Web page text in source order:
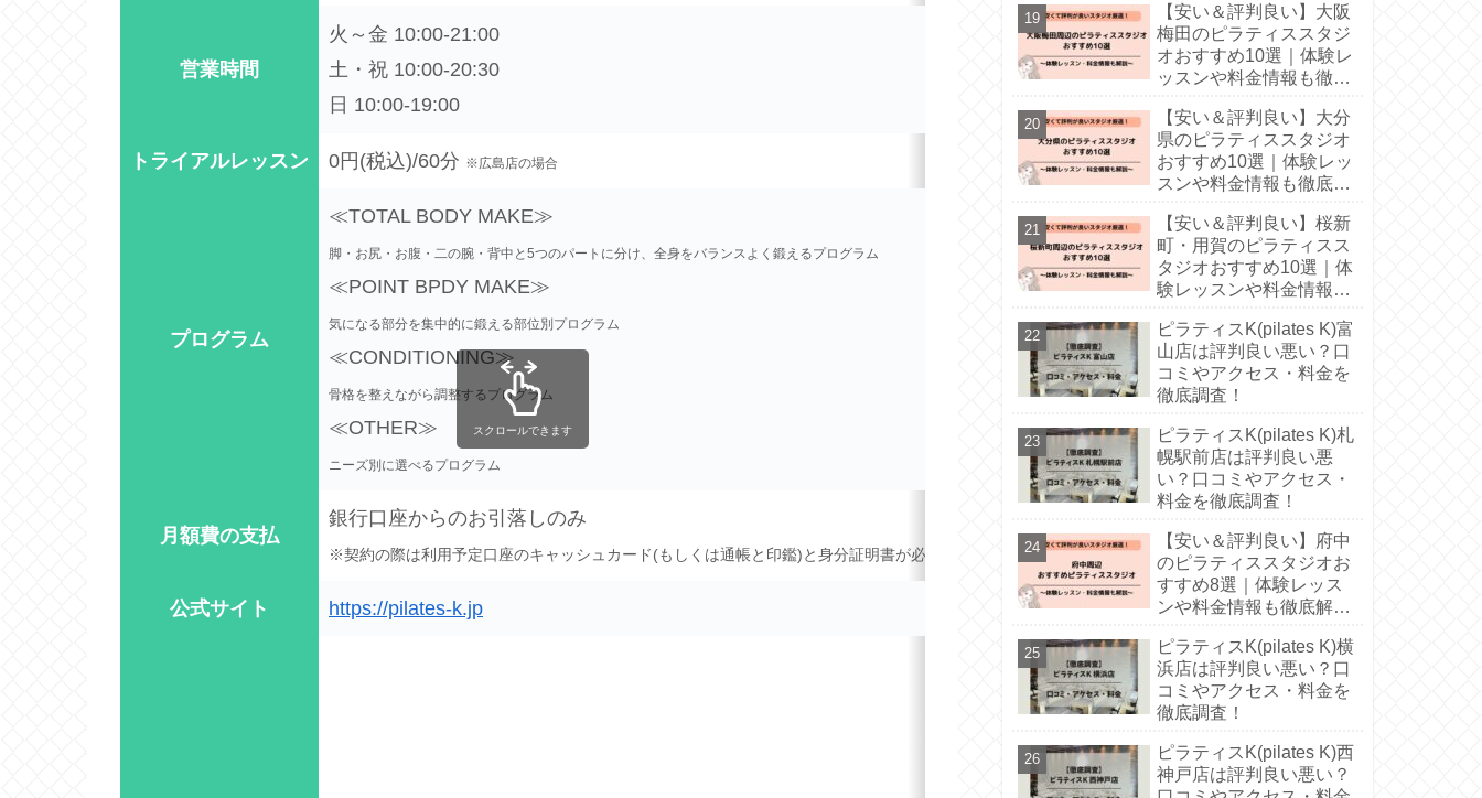
営業時間
火～金 10:00-21:00
土・祝 10:00-20:30
日 10:00-19:00
トライアルレッスン 0円(税込)/60分 ※広島店の場合
プログラム
≪TOTAL BODY MAKE≫
脚・お尻・お腹・二の腕・背中と5つのパートに分け、全身をバランスよく鍛えるプログラム
≪POINT BPDY MAKE≫
気になる部分を集中的に鍛える部位別プログラム
≪CONDITIONING≫
骨格を整えながら調整するプログラム
≪OTHER≫
ニーズ別に選べるプログラム
月額費の支払
銀行口座からのお引落しのみ
※契約の際は利用予定口座のキャッシュカード(もしくは通帳と印鑑)と身分証明書が必要
公式サイト https://pilates-k.jp
スクロールできます
【安い＆評判良い】大阪
梅田のピラティススタジ
オおすすめ10選｜体験レ
ッスンや料金情報も徹底
【安い＆評判良い】大分
県のピラティススタジオ
おすすめ10選｜体験レッ
スンや料金情報も徹底解
【安い＆評判良い】桜新
町・用賀のピラティスス
タジオおすすめ10選｜体
験レッスンや料金情報も
ピラティスK(pilates K)富
山店は評判良い悪い？口
コミやアクセス・料金を
徹底調査！
ピラティスK(pilates K)札
幌駅前店は評判良い悪
い？口コミやアクセス・
料金を徹底調査！
【安い＆評判良い】府中
のピラティススタジオお
すすめ8選｜体験レッス
ンや料金情報も徹底解
ピラティスK(pilates K)横
浜店は評判良い悪い？口
コミやアクセス・料金を
徹底調査！
ピラティスK(pilates K)西
神戸店は評判良い悪い？